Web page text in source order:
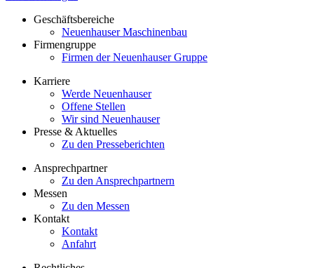
Geschäftsbereiche
Neuenhauser Maschinenbau
Firmengruppe
Firmen der Neuenhauser Gruppe
Karriere
Werde Neuenhauser
Offene Stellen
Wir sind Neuenhauser
Presse & Aktuelles
Zu den Presseberichten
Ansprechpartner
Zu den Ansprechpartnern
Messen
Zu den Messen
Kontakt
Kontakt
Anfahrt